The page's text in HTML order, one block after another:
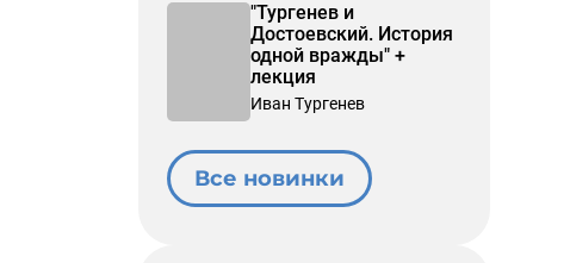
"Тургенев и
Достоевский. История
одной вражды" +
лекция
Иван Тургенев
Все новинки